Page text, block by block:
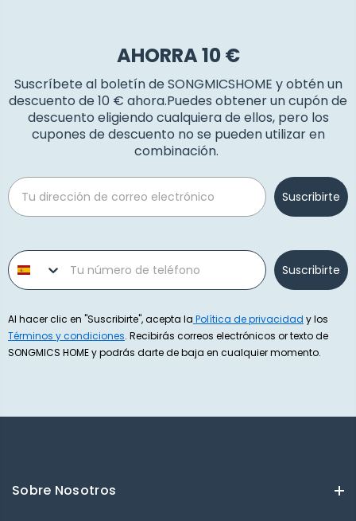
AHORRA 10 €
Suscríbete al boletín de SONGMICSHOME y obtén un
descuento de 10 € ahora.Puedes obtener un cupón de
descuento eligiendo cualquiera de ellos, pero los
cupones de descuento no se pueden utilizar en
combinación.
Email
Suscribirte
Phone number
Suscribirte
Al hacer clic en "Suscribirte", acepta la Política de privacidad y los
Términos y condiciones. Recibirás correos electrónicos or texto de
SONGMICS HOME y podrás darte de baja en cualquier momento.
Sobre Nosotros